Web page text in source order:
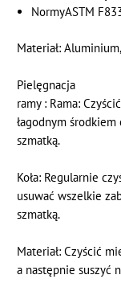
NormyASTM
Materiał: Aluminium,
Pielęgnacja
ramy : Rama:
łagodnym
szmatką.
Koła: Regularnie
usuwać wszelkie
szmatką.
Materiał: Czyścić
a następnie suszyć